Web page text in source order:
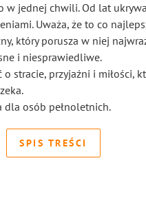
w jednej chwili. Od lat
Uważa, że to co
który porusza w niej
i niesprawiedliwe.
o stracie, przyjaźni i miłości,
dla osób pełnoletnich.
SPIS TREŚCI